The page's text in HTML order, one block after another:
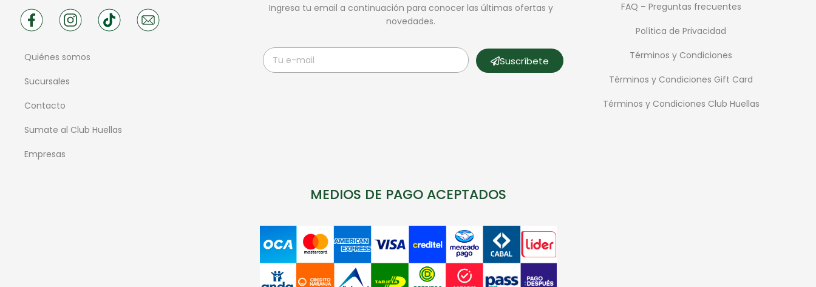
Quiénes somos
Sucursales
Contacto
Sumate al Club Huellas
Empresas
Ingresa tu email a continuación para conocer las últimas ofertas y
novedades.
Suscríbete
FAQ – Preguntas frecuentes
Política de Privacidad
Términos y Condiciones
Términos y Condiciones Gift Card
Términos y Condiciones Club Huellas
MEDIOS DE PAGO ACEPTADOS